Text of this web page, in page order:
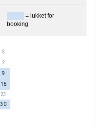
= lukket for
booking
S
2
9
16
23
30